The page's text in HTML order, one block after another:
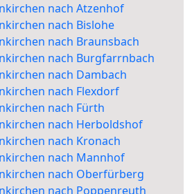
nach Atzenhof
nach Bislohe
nach Braunsbach
nach Burgfarrnbach
nach Dambach
nach Flexdorf
nach Fürth
nach Herboldshof
nach Kronach
nach Mannhof
nach Oberfürberg
nach Poppenreuth